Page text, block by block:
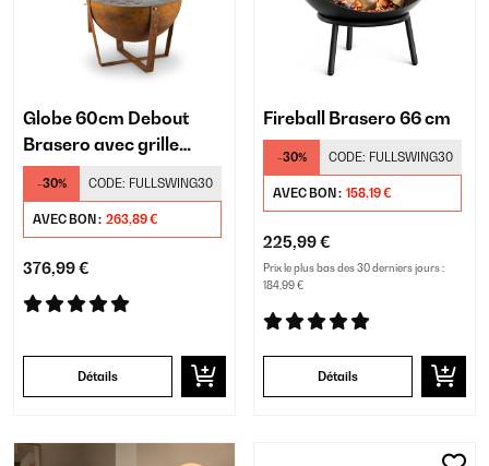
Globe 60cm Debout
Brasero avec grille
Rouiller
-30% CODE: FULLSWING30
AVEC BON : 263,89 €
376,99 €
Détails
Fireball Brasero 66 cm
-30% CODE: FULLSWING30
AVEC BON : 158,19 €
225,99 €
Prix le plus bas des 30 derniers jours :
184,99 €
Détails